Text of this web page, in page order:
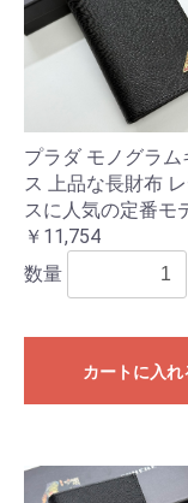
プラダ モノグラム
ス 上品な長財布
スに人気の定番モ
￥11,754
数量
カートに入れ